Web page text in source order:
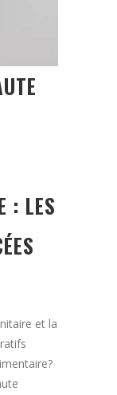
: LES
et la